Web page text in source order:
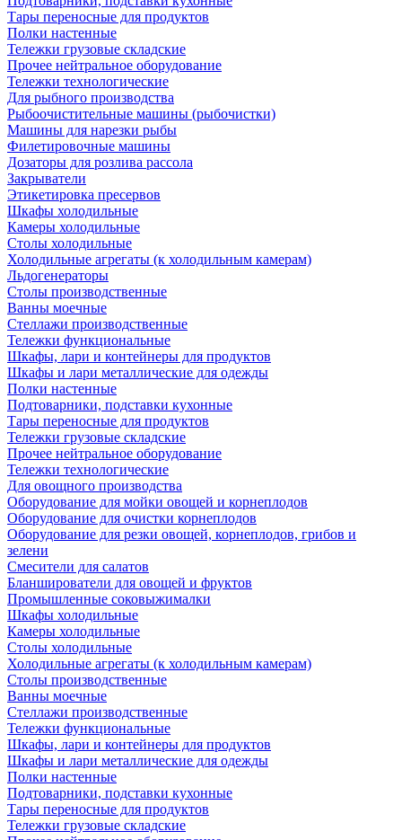
Тары переносные для продуктов
Полки настенные
Тележки грузовые складские
Прочее нейтральное оборудование
Тележки технологические
Для рыбного производства
Рыбоочистительные машины (рыбочистки)
Машины для нарезки рыбы
Филетировочные машины
Дозаторы для розлива рассола
Закрыватели
Этикетировка пресервов
Шкафы холодильные
Камеры холодильные
Столы холодильные
Холодильные агрегаты (к холодильным камерам)
Льдогенераторы
Столы производственные
Ванны моечные
Стеллажи производственные
Тележки функциональные
Шкафы, лари и контейнеры для продуктов
Шкафы и лари металлические для одежды
Полки настенные
Подтоварники, подставки кухонные
Тары переносные для продуктов
Тележки грузовые складские
Прочее нейтральное оборудование
Тележки технологические
Для овощного производства
Оборудование для мойки овощей и корнеплодов
Оборудование для очистки корнеплодов
Оборудование для резки овощей, корнеплодов, грибов и
зелени
Смесители для салатов
Бланширователи для овощей и фруктов
Промышленные соковыжималки
Шкафы холодильные
Камеры холодильные
Столы холодильные
Холодильные агрегаты (к холодильным камерам)
Столы производственные
Ванны моечные
Стеллажи производственные
Тележки функциональные
Шкафы, лари и контейнеры для продуктов
Шкафы и лари металлические для одежды
Полки настенные
Подтоварники, подставки кухонные
Тары переносные для продуктов
Тележки грузовые складские